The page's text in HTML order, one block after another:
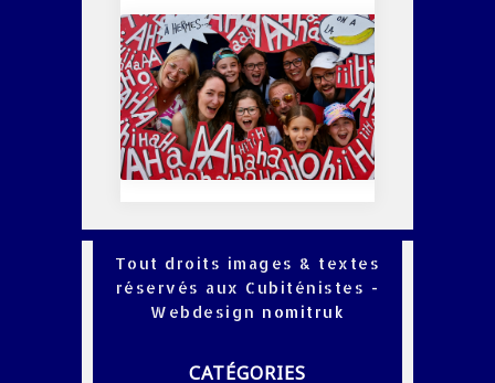
Tout droits images & textes
réservés aux Cubiténistes -
Webdesign nomitruk
CATÉGORIES